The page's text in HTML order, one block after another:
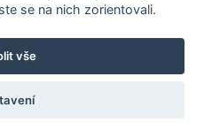
Průměrné
se na nich zorientovali.
vše